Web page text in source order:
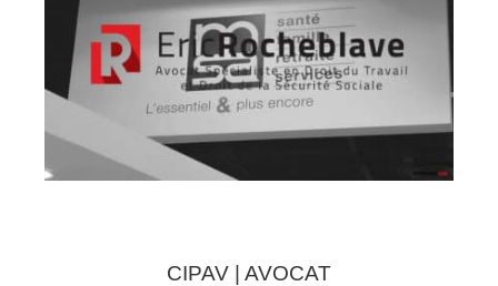
CIPAV | AVOCAT